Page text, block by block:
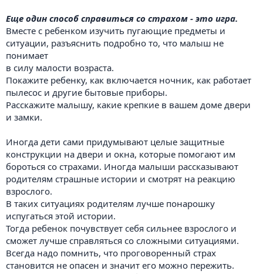
Еще один способ справиться со страхом - это игра.
Вместе с ребенком изучить пугающие предметы и
ситуации, разъяснить подробно то, что малыш не
понимает
в силу малости возраста.
Покажите ребенку, как включается ночник, как работает
пылесос и другие бытовые приборы.
Расскажите малышу, какие крепкие в вашем доме двери
и замки.
Иногда дети сами придумывают целые защитные
конструкции на двери и окна, которые помогают им
бороться со страхами. Иногда малыши рассказывают
родителям страшные истории и смотрят на реакцию
взрослого.
В таких ситуациях родителям лучше понарошку
испугаться этой истории.
Тогда ребенок почувствует себя сильнее взрослого и
сможет лучше справляться со сложными ситуациями.
Всегда надо помнить, что проговоренный страх
становится не опасен и значит его можно пережить.